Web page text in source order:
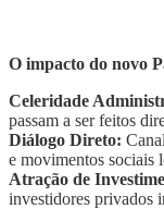
O impacto do novo
Celeridade
passam a ser feitos
Diálogo Direto:
e movimentos sociais
Atração de
investidores privados